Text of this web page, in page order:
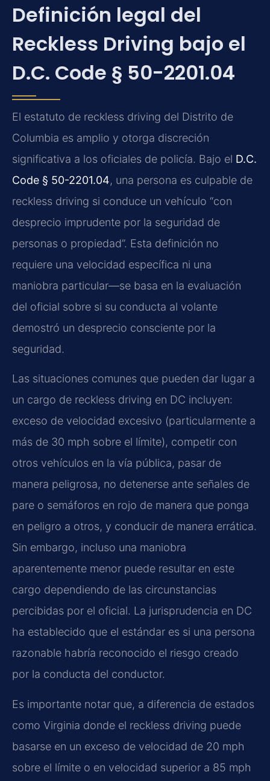
Definición legal del
Reckless Driving bajo el
D.C. Code § 50-2201.04
El estatuto de reckless driving del Distrito de
Columbia es amplio y otorga discreción
significativa a los oficiales de policía. Bajo el D.C.
Code § 50-2201.04, una persona es culpable de
reckless driving si conduce un vehículo “con
desprecio imprudente por la seguridad de
personas o propiedad”. Esta definición no
requiere una velocidad específica ni una
maniobra particular—se basa en la evaluación
del oficial sobre si su conducta al volante
demostró un desprecio consciente por la
seguridad.
Las situaciones comunes que pueden dar lugar a
un cargo de reckless driving en DC incluyen:
exceso de velocidad excesivo (particularmente a
más de 30 mph sobre el límite), competir con
otros vehículos en la vía pública, pasar de
manera peligrosa, no detenerse ante señales de
pare o semáforos en rojo de manera que ponga
en peligro a otros, y conducir de manera errática.
Sin embargo, incluso una maniobra
aparentemente menor puede resultar en este
cargo dependiendo de las circunstancias
percibidas por el oficial. La jurisprudencia en DC
ha establecido que el estándar es si una persona
razonable habría reconocido el riesgo creado
por la conducta del conductor.
Es importante notar que, a diferencia de estados
como Virginia donde el reckless driving puede
basarse en un exceso de velocidad de 20 mph
sobre el límite o en velocidad superior a 85 mph